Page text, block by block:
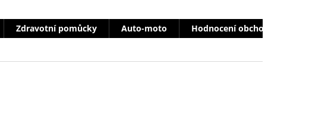
Zdravotní pomůcky Auto-moto Hodnocení obchodu